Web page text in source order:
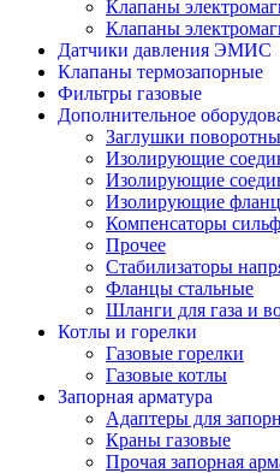
Клапаны
Клапаны
Датчики давления ЭМИС
Клапаны термозапорные
Фильтры газовые
Дополнительное
Заглушки
Изолирующие
Изолирующие
Изолирующие
Компенсаторы
Прочее
Стабилизаторы
Фланцы стальные
Шланги для газа и
Котлы и горелки
Газовые горелки
Газовые котлы
Запорная арматура
Адаптеры для
Краны газовые
Прочая запорная